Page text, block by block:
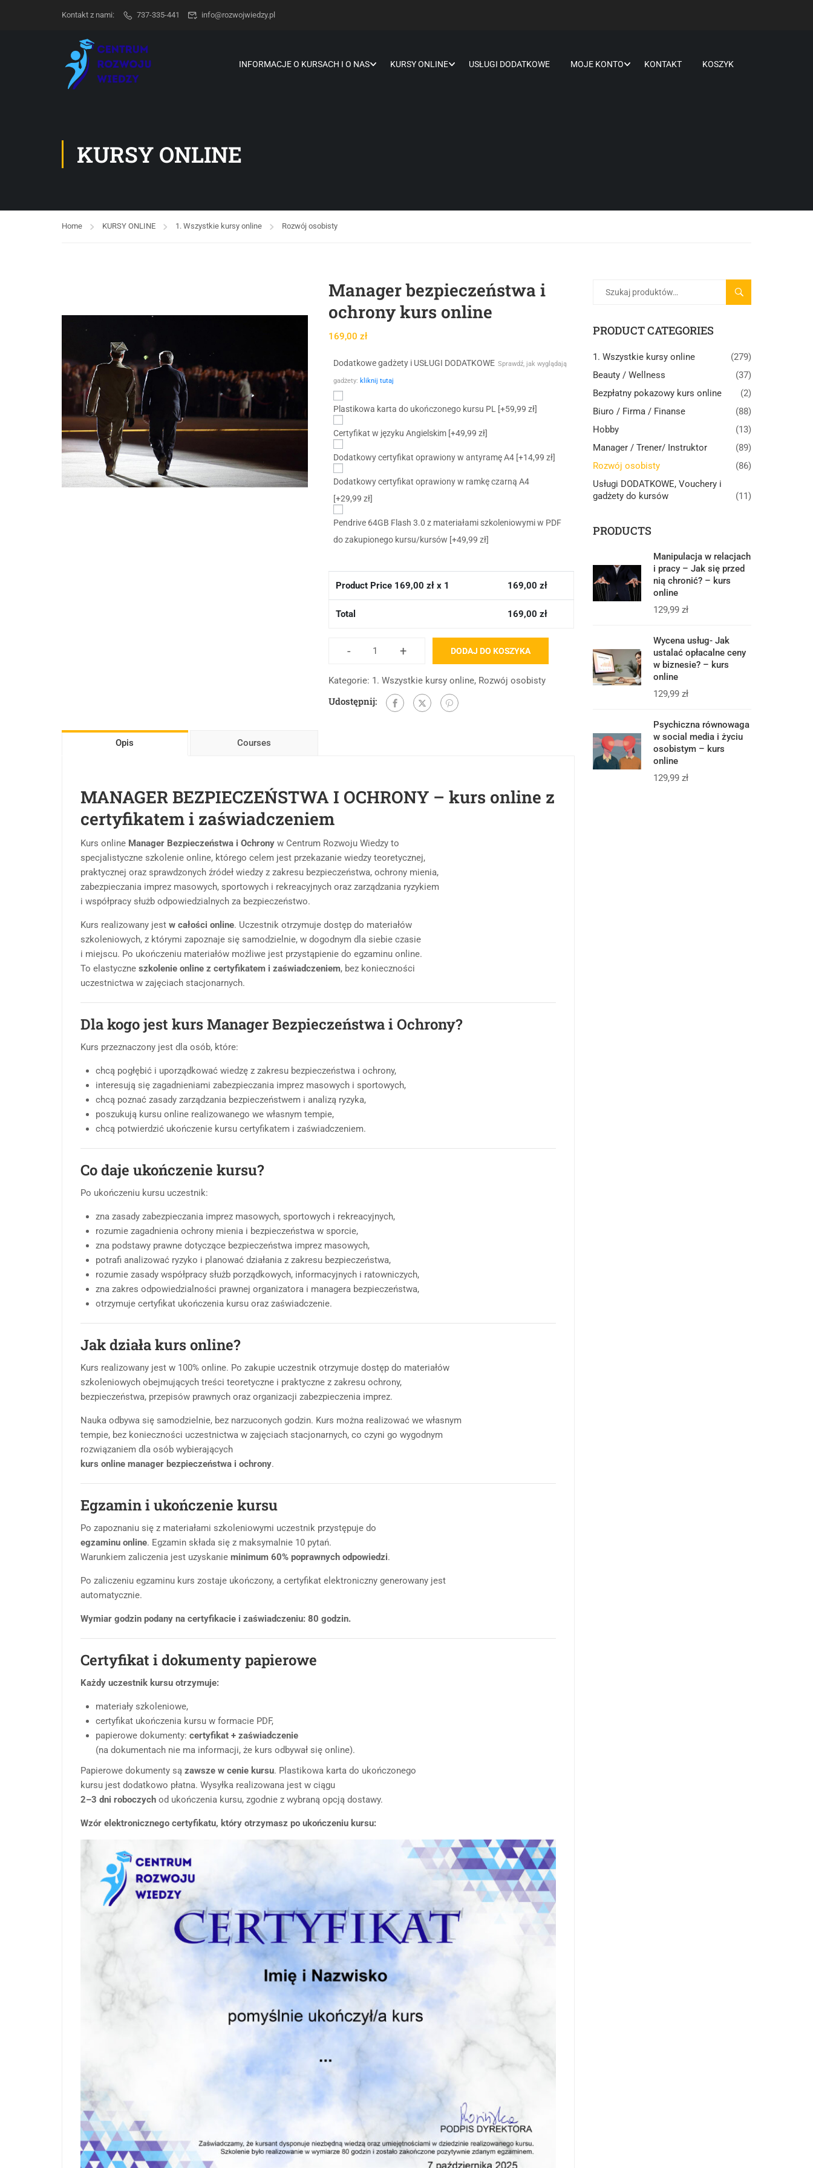
Kontakt z nami: 737-335-441 info@rozwojwiedzy.pl
INFORMACJE O KURSACH I O NAS KURSY ONLINE USŁUGI DODATKOWE MOJE KONTO KONTAKT KOSZYK
KURSY ONLINE
Home KURSY ONLINE 1. Wszystkie kursy online Rozwój osobisty
Manager bezpieczeństwa i
ochrony kurs online
169,00 zł
Dodatkowe gadżety i USŁUGI DODATKOWE Sprawdź, jak wyglądają
gadżety: kliknij tutaj
Plastikowa karta do ukończonego kursu PL [+59,99 zł]
Certyfikat w języku Angielskim [+49,99 zł]
Dodatkowy certyfikat oprawiony w antyramę A4 [+14,99 zł]
Dodatkowy certyfikat oprawiony w ramkę czarną A4
[+29,99 zł]
Pendrive 64GB Flash 3.0 z materiałami szkoleniowymi w PDF
do zakupionego kursu/kursów [+49,99 zł]
Product Price 169,00 zł x 1 169,00 zł
Total 169,00 zł
- + DODAJ DO KOSZYKA
Kategorie: 1. Wszystkie kursy online, Rozwój osobisty
Udostępnij:
Opis Courses
MANAGER BEZPIECZEŃSTWA I OCHRONY – kurs online z
certyfikatem i zaświadczeniem
Kurs online Manager Bezpieczeństwa i Ochrony w Centrum Rozwoju Wiedzy to
specjalistyczne szkolenie online, którego celem jest przekazanie wiedzy teoretycznej,
praktycznej oraz sprawdzonych źródeł wiedzy z zakresu bezpieczeństwa, ochrony mienia,
zabezpieczania imprez masowych, sportowych i rekreacyjnych oraz zarządzania ryzykiem
i współpracy służb odpowiedzialnych za bezpieczeństwo.
Kurs realizowany jest w całości online. Uczestnik otrzymuje dostęp do materiałów
szkoleniowych, z którymi zapoznaje się samodzielnie, w dogodnym dla siebie czasie
i miejscu. Po ukończeniu materiałów możliwe jest przystąpienie do egzaminu online.
To elastyczne szkolenie online z certyfikatem i zaświadczeniem, bez konieczności
uczestnictwa w zajęciach stacjonarnych.
Dla kogo jest kurs Manager Bezpieczeństwa i Ochrony?
Kurs przeznaczony jest dla osób, które:
chcą pogłębić i uporządkować wiedzę z zakresu bezpieczeństwa i ochrony,
interesują się zagadnieniami zabezpieczania imprez masowych i sportowych,
chcą poznać zasady zarządzania bezpieczeństwem i analizą ryzyka,
poszukują kursu online realizowanego we własnym tempie,
chcą potwierdzić ukończenie kursu certyfikatem i zaświadczeniem.
Co daje ukończenie kursu?
Po ukończeniu kursu uczestnik:
zna zasady zabezpieczania imprez masowych, sportowych i rekreacyjnych,
rozumie zagadnienia ochrony mienia i bezpieczeństwa w sporcie,
zna podstawy prawne dotyczące bezpieczeństwa imprez masowych,
potrafi analizować ryzyko i planować działania z zakresu bezpieczeństwa,
rozumie zasady współpracy służb porządkowych, informacyjnych i ratowniczych,
zna zakres odpowiedzialności prawnej organizatora i managera bezpieczeństwa,
otrzymuje certyfikat ukończenia kursu oraz zaświadczenie.
Jak działa kurs online?
Kurs realizowany jest w 100% online. Po zakupie uczestnik otrzymuje dostęp do materiałów
szkoleniowych obejmujących treści teoretyczne i praktyczne z zakresu ochrony,
bezpieczeństwa, przepisów prawnych oraz organizacji zabezpieczenia imprez.
Nauka odbywa się samodzielnie, bez narzuconych godzin. Kurs można realizować we własnym
tempie, bez konieczności uczestnictwa w zajęciach stacjonarnych, co czyni go wygodnym
rozwiązaniem dla osób wybierających
kurs online manager bezpieczeństwa i ochrony.
Egzamin i ukończenie kursu
Po zapoznaniu się z materiałami szkoleniowymi uczestnik przystępuje do
egzaminu online. Egzamin składa się z maksymalnie 10 pytań.
Warunkiem zaliczenia jest uzyskanie minimum 60% poprawnych odpowiedzi.
Po zaliczeniu egzaminu kurs zostaje ukończony, a certyfikat elektroniczny generowany jest
automatycznie.
Wymiar godzin podany na certyfikacie i zaświadczeniu: 80 godzin.
Certyfikat i dokumenty papierowe
Każdy uczestnik kursu otrzymuje:
materiały szkoleniowe,
certyfikat ukończenia kursu w formacie PDF,
papierowe dokumenty: certyfikat + zaświadczenie
(na dokumentach nie ma informacji, że kurs odbywał się online).
Papierowe dokumenty są zawsze w cenie kursu. Plastikowa karta do ukończonego
kursu jest dodatkowo płatna. Wysyłka realizowana jest w ciągu
2–3 dni roboczych od ukończenia kursu, zgodnie z wybraną opcją dostawy.
Wzór elektronicznego certyfikatu, który otrzymasz po ukończeniu kursu:
SZUKAJ
PRODUCT CATEGORIES
1. Wszystkie kursy online
(279)
Beauty / Wellness
(37)
Bezpłatny pokazowy kurs online
(2)
Biuro / Firma / Finanse
(88)
Hobby
(13)
Manager / Trener/ Instruktor
(89)
Rozwój osobisty
(86)
Usługi DODATKOWE, Vouchery i
gadżety do kursów
(11)
PRODUCTS
Manipulacja w relacjach
i pracy – Jak się przed
nią chronić? – kurs
online
129,99 zł
Wycena usług- Jak
ustalać opłacalne ceny
w biznesie? – kurs
online
129,99 zł
Psychiczna równowaga
w social media i życiu
osobistym – kurs
online
129,99 zł